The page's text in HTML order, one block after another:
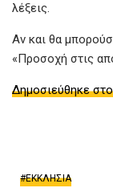
λέξεις.
Αν και θα
«Προσοχή στις
Δημοσιεύθηκε
ΕΚΚΛΗΣΙΑ